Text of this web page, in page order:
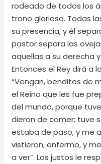
rodeado de todos los
trono glorioso. Todas
su presencia, y él
pastor separa las
aquellas a su derecha
Entonces el Rey dirá a
“Vengan, benditos de
el Reino que les fue
del mundo, porque
dieron de comer; tuve
estaba de paso, y me
vistieron; enfermo, y
a ver”. Los justos le